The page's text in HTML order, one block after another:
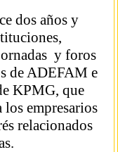
dos años y
y foros
de ADEFAM e
KPMG, que
empresarios
relacionados